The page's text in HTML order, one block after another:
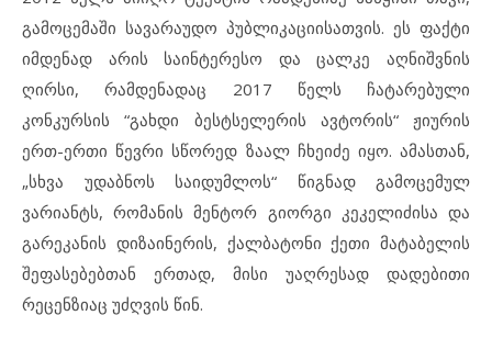
გამოცემაში სავარაუდო პუბლიკაციისათვის. ეს ფაქტი
იმდენად არის საინტერესო და ცალკე აღნიშვნის
ღირსი, რამდენადაც 2017 წელს ჩატარებული
კონკურსის “გახდი ბესტსელერის ავტორის“ ჟიურის
ერთ-ერთი წევრი სწორედ ზაალ ჩხეიძე იყო. ამასთან,
„სხვა უდაბნოს საიდუმლოს“ წიგნად გამოცემულ
ვარიანტს, რომანის მენტორ გიორგი კეკელიძისა და
გარეკანის დიზაინერის, ქალბატონი ქეთი მატაბელის
შეფასებებთან ერთად, მისი უაღრესად დადებითი
რეცენზიაც უძღვის წინ.